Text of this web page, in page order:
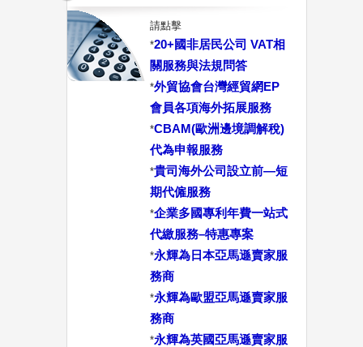
請點擊
*20+國非居民公司 VAT相
關服務與法規問答
*外貿協會台灣經貿網EP
會員各項海外拓展服務
*CBAM(歐洲邊境調解稅)
代為申報服務
*貴司海外公司設立前—短
期代僱服務
*企業多國專利年費一站式
代繳服務–特惠專案
*永輝為日本亞馬遜賣家服
務商
*永輝為歐盟亞馬遜賣家服
務商
*永輝為英國亞馬遜賣家服